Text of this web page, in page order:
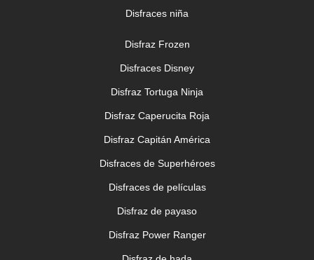
Disfraces niña
Disfraz Frozen
Disfraces Disney
Disfraz Tortuga Ninja
Disfraz Caperucita Roja
Disfraz Capitán América
Disfraces de Superhéroes
Disfraces de películas
Disfraz de payaso
Disfraz Power Ranger